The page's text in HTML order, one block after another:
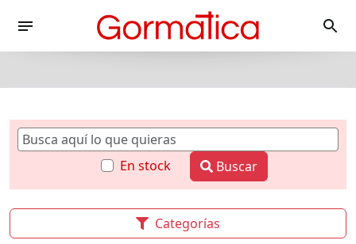
En stock Buscar
Categorías